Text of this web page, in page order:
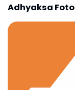
Adhyaksa Foto